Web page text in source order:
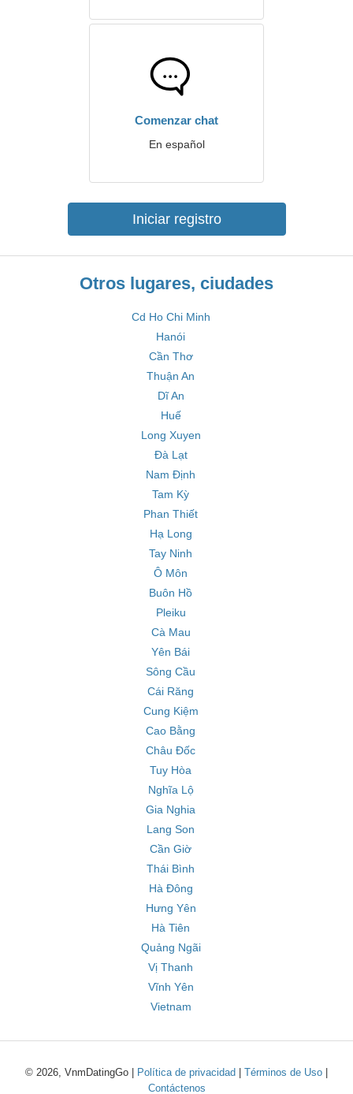
Comenzar chat
En español
Iniciar registro
Otros lugares, ciudades
Cd Ho Chi Minh
Hanói
Cần Thơ
Thuận An
Dĩ An
Huế
Long Xuyen
Đà Lạt
Nam Định
Tam Kỳ
Phan Thiết
Hạ Long
Tay Ninh
Ô Môn
Buôn Hồ
Pleiku
Cà Mau
Yên Bái
Sông Cầu
Cái Răng
Cung Kiệm
Cao Bằng
Châu Đốc
Tuy Hòa
Nghĩa Lộ
Gia Nghia
Lang Son
Cần Giờ
Thái Bình
Hà Đông
Hưng Yên
Hà Tiên
Quảng Ngãi
Vị Thanh
Vĩnh Yên
Vietnam
© 2026, VnmDatingGo | Política de privacidad Términos de Uso
Contáctenos